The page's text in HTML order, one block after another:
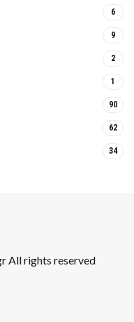
6
9
2
1
90
62
34
All rights reserved